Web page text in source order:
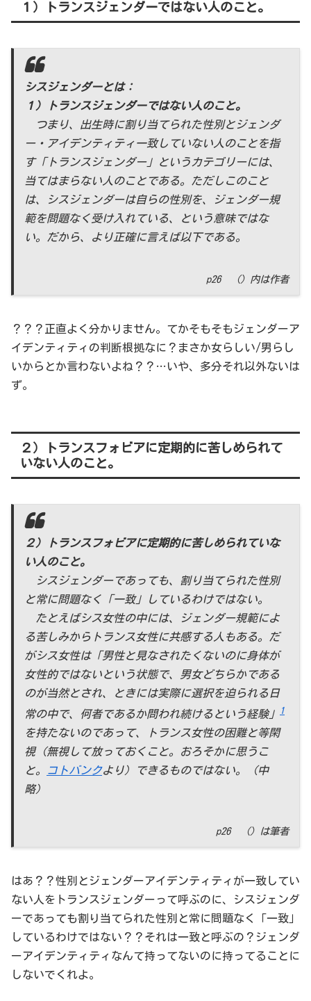
１）トランスジェンダーではない人のこと。
シスジェンダーとは：
１）トランスジェンダーではない人のこと。
つまり、出生時に割り当てられた性別とジェンダ
ー・アイデンティティ一致していない人のことを指
す「トランスジェンダー」というカテゴリーには、
当てはまらない人のことである。ただしこのこと
は、シスジェンダーは自らの性別を、ジェンダー規
範を問題なく受け入れている、という意味ではな
い。だから、より正確に言えば以下である。
p26 （）内は作者
？？？正直よく分かりません。てかそもそもジェンダーア
イデンティティの判断根拠なに？まさか女らしい/男らし
いからとか言わないよね？？…いや、多分それ以外ないは
ず。
２）トランスフォビアに定期的に苦しめられて
いない人のこと。
２）トランスフォビアに定期的に苦しめられていな
い人のこと。
シスジェンダーであっても、割り当てられた性別
と常に問題なく「一致」しているわけではない。
たとえばシス女性の中には、ジェンダー規範によ
る苦しみからトランス女性に共感する人もある。だ
がシス女性は「男性と見なされたくないのに身体が
女性的ではないという状態で、男女どちらかである
のが当然とされ、ときには実際に選択を迫られる日
常の中で、何者であるか問われ続けるという経験」
1
を持たないのであって、トランス女性の困難と等閑
視（無視して放っておくこと。おろそかに思うこ
と。
コトバンクより）できるものではない。（中
略）
p26 （）は筆者
はあ？？性別とジェンダーアイデンティティが一致してい
ない人をトランスジェンダーって呼ぶのに、シスジェンダ
ーであっても割り当てられた性別と常に問題なく「一致」
しているわけではない？？それは一致と呼ぶの？ジェンダ
ーアイデンティティなんて持ってないのに持ってることに
しないでくれよ。